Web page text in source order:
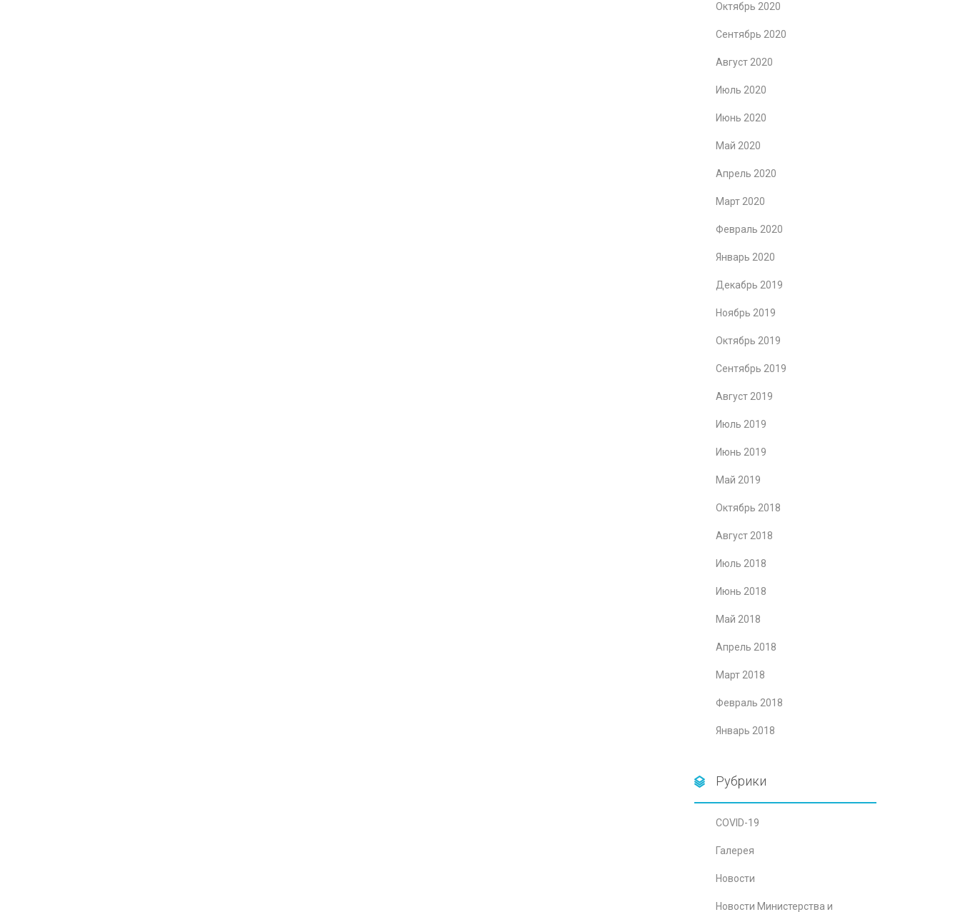
Октябрь 2020
Сентябрь 2020
Август 2020
Июль 2020
Июнь 2020
Май 2020
Апрель 2020
Март 2020
Февраль 2020
Январь 2020
Декабрь 2019
Ноябрь 2019
Октябрь 2019
Сентябрь 2019
Август 2019
Июль 2019
Июнь 2019
Май 2019
Октябрь 2018
Август 2018
Июль 2018
Июнь 2018
Май 2018
Апрель 2018
Март 2018
Февраль 2018
Январь 2018
Рубрики
COVID-19
Галерея
Новости
Новости Министерства и